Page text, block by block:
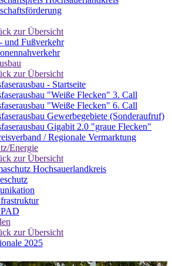
zur Übersicht
und Fußverkehr
zur Übersicht
- Startseite
"Weiße Flecken" 3. Call
"Weiße Flecken" 6. Call
Gewerbegebiete (Sonderaufruf)
Gigabit 2.0 "graue Flecken"
/ Regionale Vermarktung
Energie
zur Übersicht
Hochsauerlandkreis
zur Übersicht
2025